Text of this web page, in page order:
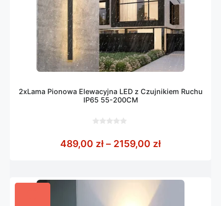
2xLama Pionowa Elewacyjna LED z Czujnikiem Ruchu
IP65 55-200CM
5
489,00 zł – 2159,00 złZakres cen: